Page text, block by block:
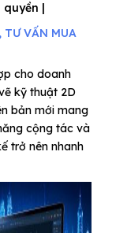
quyền |
TƯ VẤN MUA
cho doanh
kỹ thuật 2D
bản mới mang
cộng tác và
trở nên nhanh